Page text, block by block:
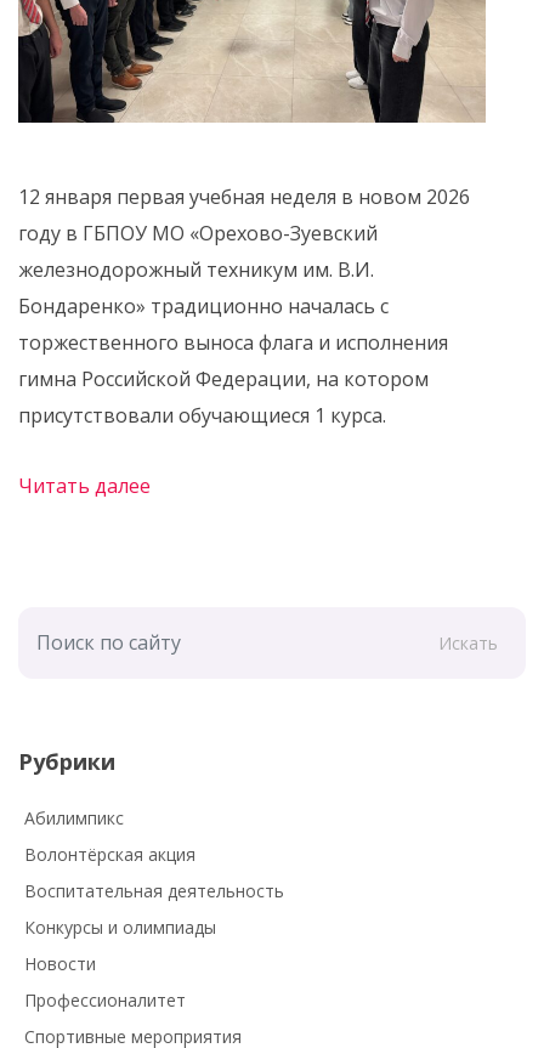
12 января первая учебная неделя в новом 2026
году в ГБПОУ МО «Орехово-Зуевский
железнодорожный техникум им. В.И.
Бондаренко» традиционно началась с
торжественного выноса флага и исполнения
гимна Российской Федерации, на котором
присутствовали обучающиеся 1 курса.
Читать далее
Искать
Рубрики
Абилимпикс
Волонтёрская акция
Воспитательная деятельность
Конкурсы и олимпиады
Новости
Профессионалитет
Спортивные мероприятия